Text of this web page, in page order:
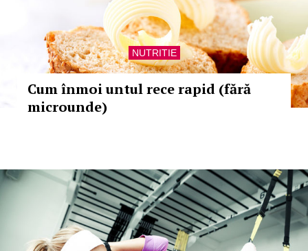
NUTRITIE
Cum înmoi untul rece rapid (fără
microunde)